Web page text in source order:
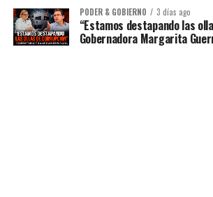
PODER & GOBIERNO 3 días ago
“Estamos destapando las
Gobernadora Margarita